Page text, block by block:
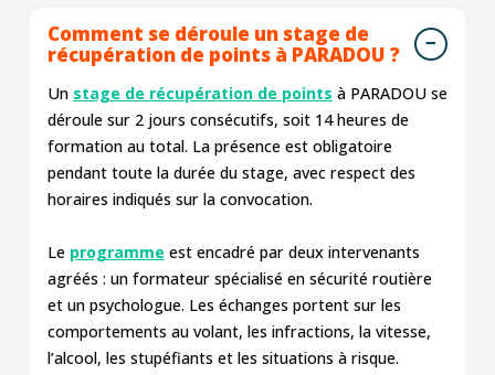
Comment se déroule un stage de
récupération de points à PARADOU ?
Un stage de récupération de points à PARADOU se
déroule sur 2 jours consécutifs, soit 14 heures de
formation au total. La présence est obligatoire
pendant toute la durée du stage, avec respect des
horaires indiqués sur la convocation.
Le programme est encadré par deux intervenants
agréés : un formateur spécialisé en sécurité routière
et un psychologue. Les échanges portent sur les
comportements au volant, les infractions, la vitesse,
l’alcool, les stupéfiants et les situations à risque.